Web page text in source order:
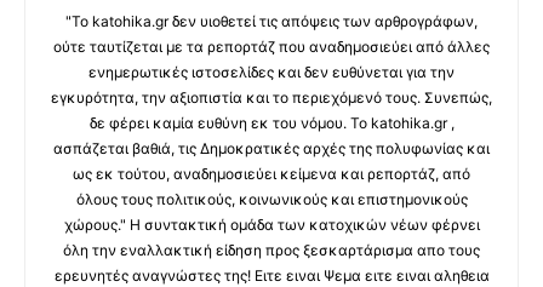
"Το katohika.gr δεν υιοθετεί τις απόψεις των αρθρογράφων,
ούτε ταυτίζεται με τα ρεπορτάζ που αναδημοσιεύει από άλλες
ενημερωτικές ιστοσελίδες και δεν ευθύνεται για την
εγκυρότητα, την αξιοπιστία και το περιεχόμενό τους. Συνεπώς,
δε φέρει καμία ευθύνη εκ του νόμου. Το katohika.gr ,
ασπάζεται βαθιά, τις Δημοκρατικές αρχές της πολυφωνίας και
ως εκ τούτου, αναδημοσιεύει κείμενα και ρεπορτάζ, από
όλους τους πολιτικούς, κοινωνικούς και επιστημονικούς
χώρους." Η συντακτική ομάδα των κατοχικών νέων φέρνει
όλη την εναλλακτική είδηση προς ξεσκαρτάρισμα απο τους
ερευνητές αναγνώστες της! Ειτε ειναι Ψεμα ειτε ειναι αληθεια